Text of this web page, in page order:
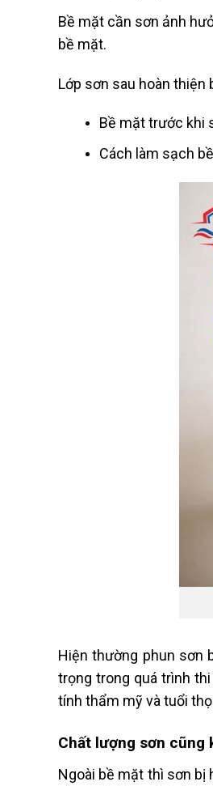
Bề mặt cần sơn ảnh
bề mặt.
Lớp sơn sau hoàn thiện
Bề mặt trước khi
Cách làm sạch
Hiện thường phun sơn
trọng trong quá trình
tính thẩm mỹ và tuổi
Chất lượng sơn cũng
Ngoài bề mặt thì sơn